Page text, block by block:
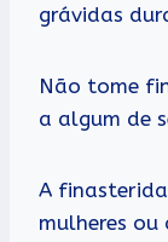
grávidas
Não tome
a algum de
A
mulheres ou